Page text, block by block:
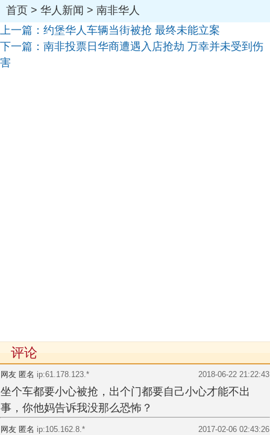
首页 > 华人新闻 > 南非华人
上一篇： 约堡华人车辆当街被抢 最终未能立案
下一篇： 南非投票日华商遭遇入店抢劫 万幸并未受到伤
害
评论
网友 匿名 ip:61.178.123.* 2018-06-22 21:22:43
坐个车都要小心被抢，出个门都要自己小心才能不出
事，你他妈告诉我没那么恐怖？
网友 匿名 ip:105.162.8.* 2017-02-06 02:43:26